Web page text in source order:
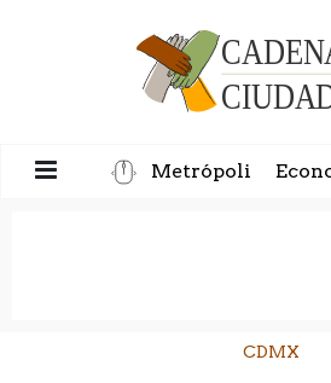
Metrópoli
CDMX